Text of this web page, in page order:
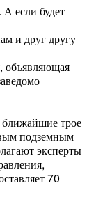
если будет
и друг другу
объявляющая
трое
подземным
эксперты
70